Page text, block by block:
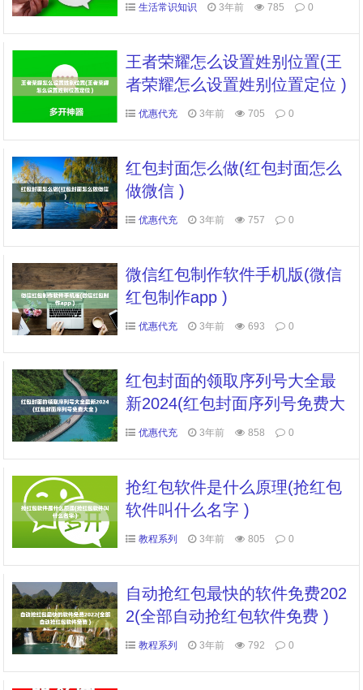
生活常识知识 3年前 785 0
王者荣耀怎么设置姓别位置(王
者荣耀怎么设置姓别位置定位 )
优惠代充 3年前 705 0
红包封面怎么做(红包封面怎么
做微信 )
优惠代充 3年前 757 0
微信红包制作软件手机版(微信
红包制作app )
优惠代充 3年前 693 0
红包封面的领取序列号大全最
新2024(红包封面序列号免费大
全 )优惠代充 3年前 858 0
抢红包软件是什么原理(抢红包
软件叫什么名字 )
教程系列 3年前 805 0
自动抢红包最快的软件免费202
2(全部自动抢红包软件免费 )
教程系列 3年前 792 0